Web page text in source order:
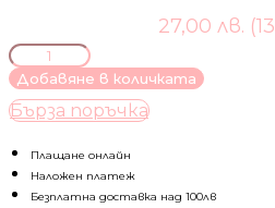
27,00 лв.
количество
за
тюркоаз/
бял
Добавяне в количката
Бърза поръчка
Плащане онлайн
Наложен платеж
Безплатна доставка над 100лв